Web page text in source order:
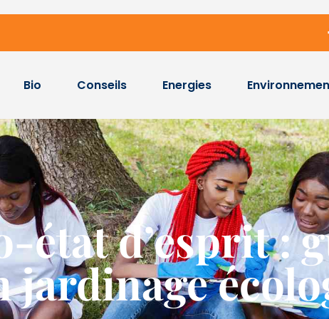
Bio Conseils Energies
état d’esprit :
jardinage